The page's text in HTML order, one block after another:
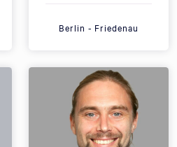
Berlin - Friedenau